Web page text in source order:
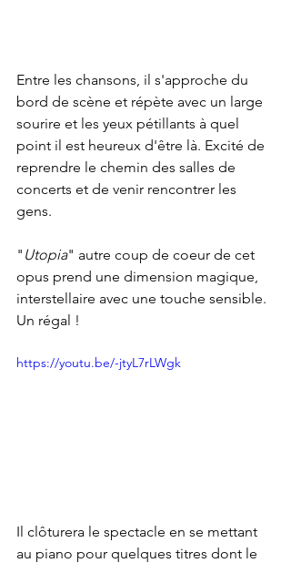
Entre les chansons, il s'approche du
bord de scène et répète avec un large
sourire et les yeux pétillants à quel
point il est heureux d'être là. Excité de
reprendre le chemin des salles de
concerts et de venir rencontrer les
gens.
" Utopia" autre coup de coeur de cet
opus prend une dimension magique,
interstellaire avec une touche sensible.
Un régal !
https://youtu.be/-jtyL7rLWgk
Il clôturera le spectacle en se mettant
au piano pour quelques titres dont le